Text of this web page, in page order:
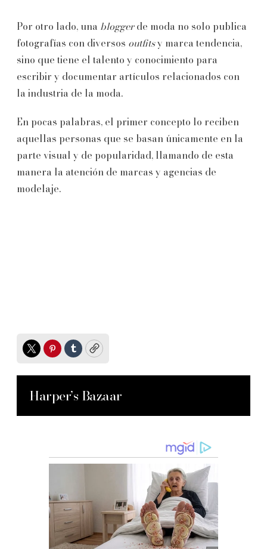
Por otro lado, una bloggerde moda no solo publica
fotografías con diversos outfitsy marca tendencia,
sino que tiene el talento y conocimiento para
escribir y documentar artículos relacionados con
la industria de la moda.
En pocas palabras, el primer concepto lo reciben
aquellas personas que se basan únicamente en la
parte visual y de popularidad, llamando de esta
manera la atención de marcas y agencias de
modelaje.
TwitterPinterest
TumblrCopy
Harper’s Bazaar